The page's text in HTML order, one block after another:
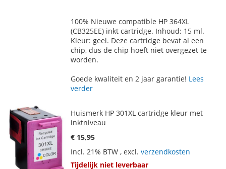
AAN
VERLANGLIJST
TE
VERGELIJKEN
100% Nieuwe compatible HP 364XL
(CB325EE) inkt cartridge. Inhoud: 15 ml.
Kleur: geel. Deze cartridge bevat al een
chip, dus de chip hoeft niet overgezet te
worden.
Goede kwaliteit en 2 jaar garantie! Lees
verder
Huismerk HP 301XL cartridge kleur met
inktniveau
€ 15,95
Incl. 21% BTW , excl. verzendkosten
Tijdelijk niet leverbaar